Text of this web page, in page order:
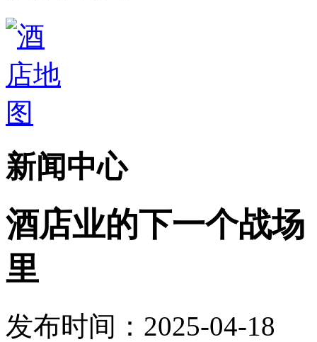
新闻中心
酒店业的下一个战
里
发布时间：2025-04-18